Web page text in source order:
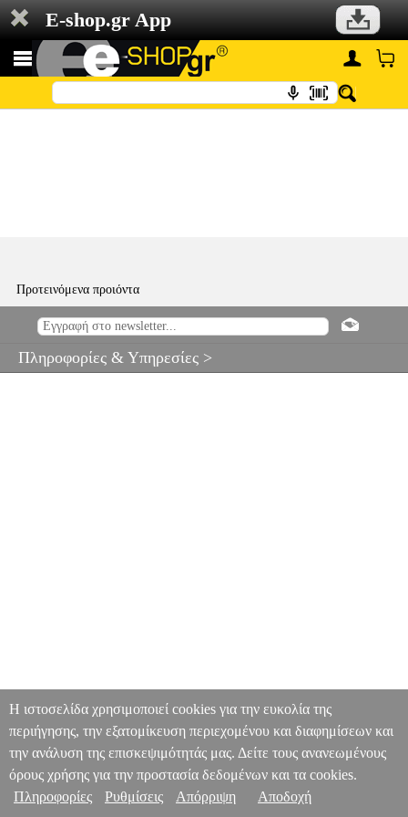
E-shop.gr App
Προτεινόμενα προιόντα
Πληροφορίες & Υπηρεσίες >
Η ιστοσελίδα χρησιμοποιεί cookies για την ευκολία της
περιήγησης, την εξατομίκευση περιεχομένου και διαφημίσεων και
την ανάλυση της επισκεψιμότητάς μας. Δείτε τους ανανεωμένους
όρους χρήσης για την προστασία δεδομένων και τα cookies.
Πληροφορίες
Ρυθμίσεις Απόρριψη Αποδοχή